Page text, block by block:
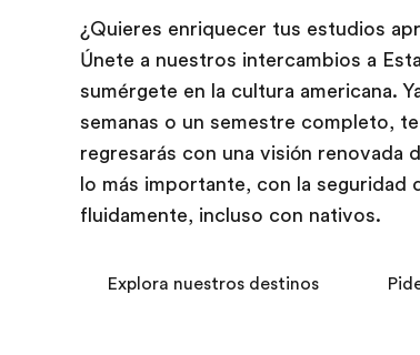
¿Quieres enriquecer tus estudios
Únete a nuestros intercambios a
sumérgete en la cultura americana.
semanas o un semestre completo,
regresarás con una visión renovada
lo más importante, con la seguridad
fluidamente, incluso con nativos.
Explora nuestros destinos